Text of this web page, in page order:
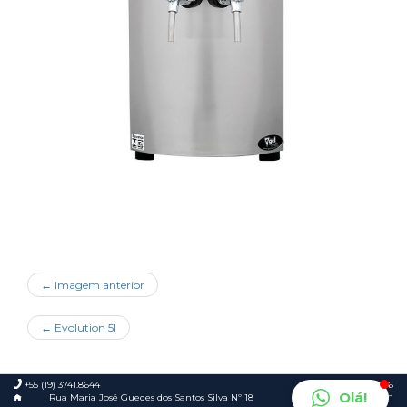
← Imagem anterior
← Evolution 5I
+55 (19) 3741.8644
Rua Maria José Guedes dos Santos Silva Nº 18
© 2026
Foca.in
Olá!